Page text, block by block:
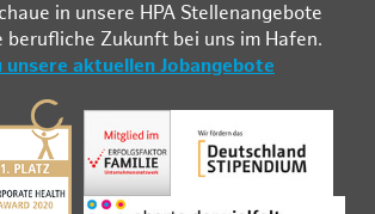
in un­se­re HPA Stel­len­an­ge­bo­te
be­ruf­li­che Zu­kunft bei uns im Ha­fen.
unsere aktuellen Jobangebote